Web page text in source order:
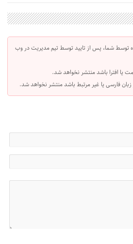
توسط شما، پس از تایید توسط تیم مدیریت در وب
یا افترا باشد منتشر نخواهد شد.
زبان فارسی یا غیر مرتبط باشد منتشر نخواهد شد.